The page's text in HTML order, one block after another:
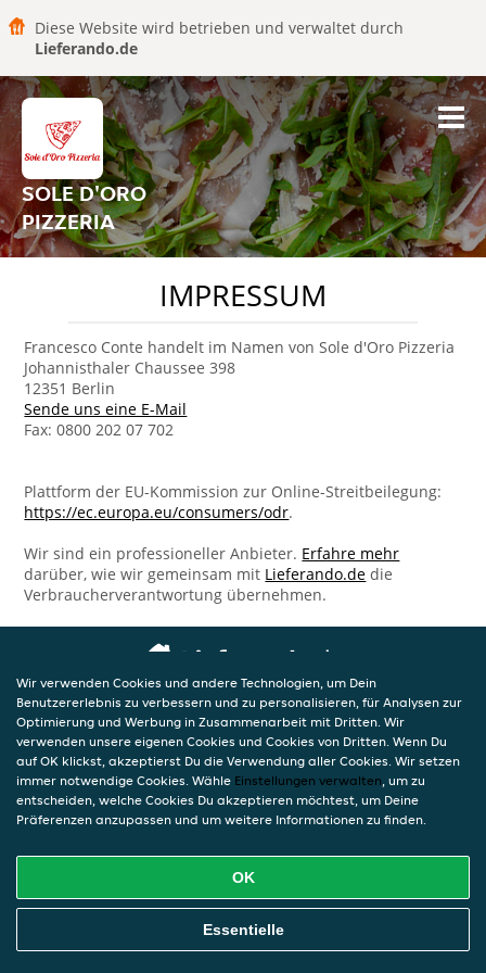
Diese Website wird betrieben und verwaltet durch
Lieferando.de
SOLE D'ORO
PIZZERIA
IMPRESSUM
Francesco Conte handelt im Namen von Sole d'Oro Pizzeria
Johannisthaler Chaussee 398
12351 Berlin
Sende uns eine E-Mail
Fax: 0800 202 07 702
Plattform der EU-Kommission zur Online-Streitbeilegung:
https://ec.europa.eu/consumers/odr.
Wir sind ein professioneller Anbieter. Erfahre mehr
darüber, wie wir gemeinsam mit Lieferando.de die
Verbraucherverantwortung übernehmen.
Wir verwenden Cookies und andere Technologien, um Dein
Benutzererlebnis zu verbessern und zu personalisieren, für Analysen zur
Optimierung und Werbung in Zusammenarbeit mit Dritten. Wir
verwenden unsere eigenen Cookies und Cookies von Dritten. Wenn Du
auf OK klickst, akzeptierst Du die Verwendung aller Cookies. Wir setzen
immer notwendige Cookies. Wähle Einstellungen verwalten, um zu
entscheiden, welche Cookies Du akzeptieren möchtest, um Deine
Präferenzen anzupassen und um weitere Informationen zu finden.
OK
Essentielle